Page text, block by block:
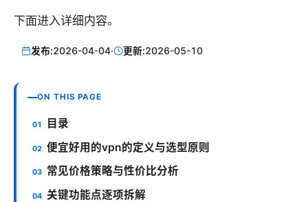
下面进入详细内容。
发布:2026-04-04· 更新:2026-05-10
ON THIS PAGE
目录
便宜好用的vpn的定义与选型原则
常见价格策略与性价比分析
关键功能点逐项拆解